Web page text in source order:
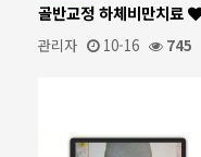
골반교정 하체비만치료
관리자 10-16 745